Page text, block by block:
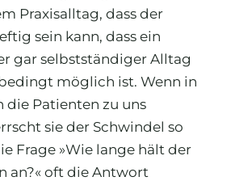
Praxisalltag, dass der
sein kann, dass ein
gar selbstständiger Alltag
möglich ist. Wenn in
die Patienten zu uns
sie der Schwindel so
Frage »Wie lange hält der
an?« oft die Antwort